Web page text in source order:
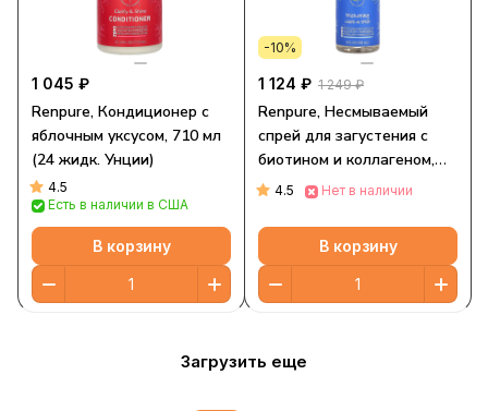
1 045 ₽
Renpure, Кондиционер с
яблочным уксусом, 710 мл
(24 жидк. Унции)
4.5
Есть в наличии в США
В корзину
-10%
1 124 ₽ 1 249 ₽
Renpure, Несмываемый
спрей для загустения с
биотином и коллагеном,
236 мл (8 жидк. Унций)
4.5 Нет в наличии
В корзину
Загрузить еще